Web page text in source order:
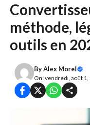
méthode,
outils en
ByAlex Morel
On: vendredi, août 1,